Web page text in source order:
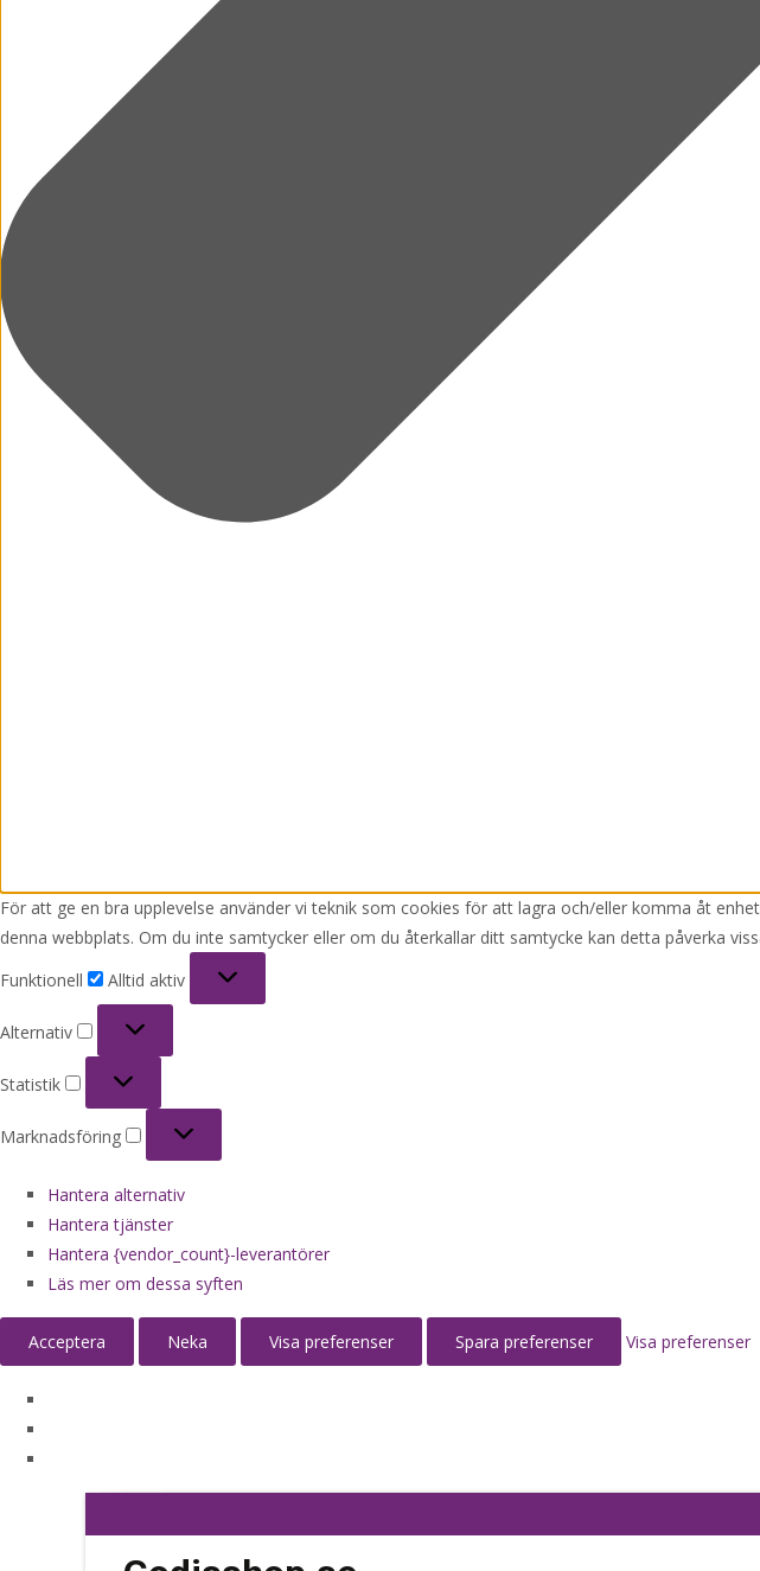
För att ge en bra upplevelse använder vi teknik som cookies för att lagra och/eller komma åt
denna webbplats. Om du inte samtycker eller om du återkallar ditt samtycke kan detta påverka
Funktionell
Alltid aktiv
Alternativ
Statistik
Marknadsföring
Hantera alternativ
Hantera tjänster
Hantera {vendor_count}-leverantörer
Läs mer om dessa syften
Acceptera Neka Visa preferenser Spara preferenser Visa preferenser